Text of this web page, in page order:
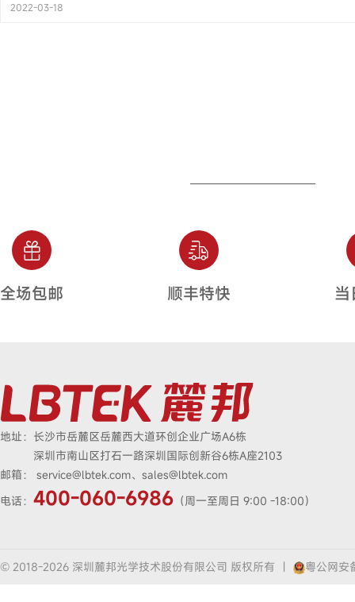
2022-03-18
全场包邮 顺丰特快 当
地址： 长沙市岳麓区岳麓西大道环创企业广场A6栋
深圳市南山区打石一路深圳国际创新谷6栋A座2103
邮箱： service@lbtek.com、sales@lbtek.com
电话： 400-060-6986 （周一至周日 9:00 -18:00）
© 2018-2026 深圳麓邦光学技术股份有限公司 版权所有 粤公网安